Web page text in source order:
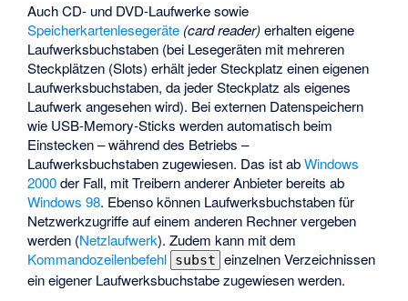
Auch CD- und DVD-Laufwerke sowie
Speicherkartenlesegeräte (card reader)erhalten eigene
Laufwerksbuchstaben (bei Lesegeräten mit mehreren
Steckplätzen (Slots) erhält jeder Steckplatz einen eigenen
Laufwerksbuchstaben, da jeder Steckplatz als eigenes
Laufwerk angesehen wird). Bei externen Datenspeichern
wie USB-Memory-Sticks werden automatisch beim
Einstecken – während des Betriebs –
Laufwerksbuchstaben zugewiesen. Das ist abWindows
2000der Fall, mit Treibern anderer Anbieter bereits ab
Windows 98. Ebenso können Laufwerksbuchstaben für
Netzwerkzugriffe auf einem anderen Rechner vergeben
werden (Netzlaufwerk). Zudem kann mit dem
Kommandozeilenbefehl subst einzelnen Verzeichnissen
ein eigener Laufwerksbuchstabe zugewiesen werden.